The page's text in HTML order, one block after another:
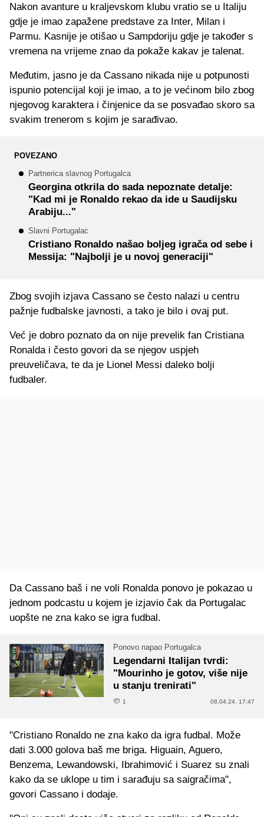
Nakon avanture u kraljevskom klubu vratio se u Italiju
gdje je imao zapažene predstave za Inter, Milan i
Parmu. Kasnije je otišao u Sampdoriju gdje je također s
vremena na vrijeme znao da pokaže kakav je talenat.
Međutim, jasno je da Cassano nikada nije u potpunosti
ispunio potencijal koji je imao, a to je većinom bilo zbog
njegovog karaktera i činjenice da se posvađao skoro sa
svakim trenerom s kojim je sarađivao.
POVEZANO
Partnerica slavnog Portugalca
Georgina otkrila do sada nepoznate detalje:
"Kad mi je Ronaldo rekao da ide u Saudijsku
Arabiju..."
Slavni Portugalac
Cristiano Ronaldo našao boljeg igrača od sebe i
Messija: "Najbolji je u novoj generaciji"
Zbog svojih izjava Cassano se često nalazi u centru
pažnje fudbalske javnosti, a tako je bilo i ovaj put.
Već je dobro poznato da on nije prevelik fan Cristiana
Ronalda i često govori da se njegov uspjeh
preuveličava, te da je Lionel Messi daleko bolji
fudbaler.
Da Cassano baš i ne voli Ronalda ponovo je pokazao u
jednom podcastu u kojem je izjavio čak da Portugalac
uopšte ne zna kako se igra fudbal.
Ponovo napao Portugalca
Legendarni Italijan tvrdi:
"Mourinho je gotov, više nije
u stanju trenirati"
1 08.04.24. 17:47
"Cristiano Ronaldo ne zna kako da igra fudbal. Može
dati 3.000 golova baš me briga. Higuain, Aguero,
Benzema, Lewandowski, Ibrahimović i Suarez su znali
kako da se uklope u tim i sarađuju sa saigračima",
govori Cassano i dodaje.